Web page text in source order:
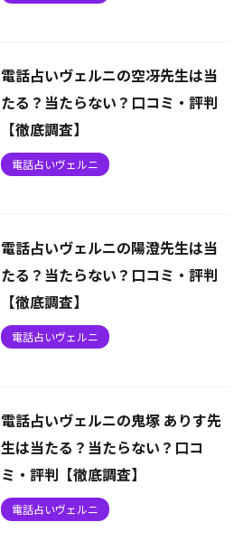
電話占いヴェルニの空冴先生は当
たる？当たらない？口コミ・評判
【徹底調査】
電話占いヴェルニ
電話占いヴェルニの陽澄先生は当
たる？当たらない？口コミ・評判
【徹底調査】
電話占いヴェルニ
電話占いヴェルニの鬼塚 ありす先
生は当たる？当たらない？口コ
ミ・評判【徹底調査】
電話占いヴェルニ